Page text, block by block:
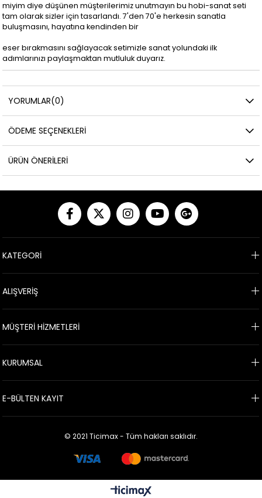
miyim diye düşünen müşterilerimiz unutmayın bu hobi-sanat seti
tam olarak sizler için tasarlandı. 7'den 70'e herkesin sanatla
buluşmasını, hayatına kendinden bir
eser bırakmasını sağlayacak setimizle sanat yolundaki ilk
adımlarınızı paylaşmaktan mutluluk duyarız.
YORUMLAR(0)
ÖDEME SEÇENEKLERI
ÜRÜN ÖNERILERI
KATEGORİ
ALIŞVERİŞ
MÜŞTERİ HİZMETLERİ
KURUMSAL
E-BÜLTEN KAYIT
© 2021 Ticimax - Tüm hakları saklıdır.